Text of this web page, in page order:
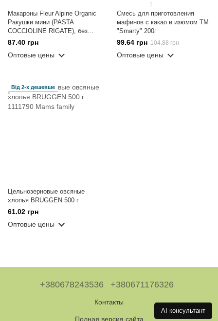
Макароны Fleur Alpine Оrganic
Ракушки мини (PASTA
COCCIOLINE RIGATE), без
яиц, 250гр
87.40 грн
Оптовые цены
1
Смесь для приготовления
мафинов с какао и изюмом ТМ
"Smarty" 200г
99.64 грн 104.88 грн
Оптовые цены
Від 2-х дешевше
Цельнозерновые овсяные
хлопья BRUGGEN 500 г
61.02 грн
Оптовые цены
+380678243536 +380671176326
Контакты
Полная версия сайта
AI консультант